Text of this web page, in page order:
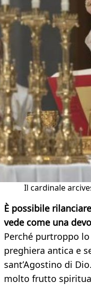
Il cardinale
È possibile
vede come una
Perché purtroppo
preghiera antica e
sant’Agostino di
molto frutto